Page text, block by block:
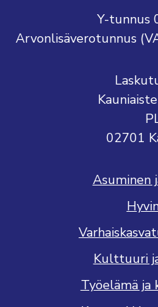
Y-tunnus
Arvonlisäverotunnus
02701
Asuminen
Kulttuuri
Työelämä